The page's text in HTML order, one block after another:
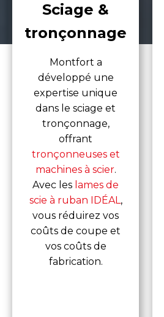
Sciage &
tronçonnage
Montfort a
développé une
expertise unique
dans le sciage et
tronçonnage,
offrant
tronçonneuses et
machines à scier.
Avec les lames de
scie à ruban IDÉAL,
vous réduirez vos
coûts de coupe et
vos coûts de
fabrication.